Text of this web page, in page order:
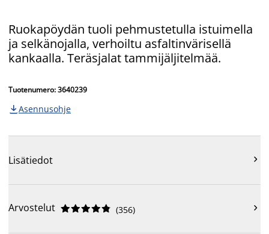
Ruokapöydän tuoli pehmustetulla istuimella
ja selkänojalla, verhoiltu asfaltinvärisellä
kankaalla. Teräsjalat tammijäljitelmää.
Tuotenumero: 3640239
 Asennusohje
Lisätiedot 
Arvostelut 




 (356) 